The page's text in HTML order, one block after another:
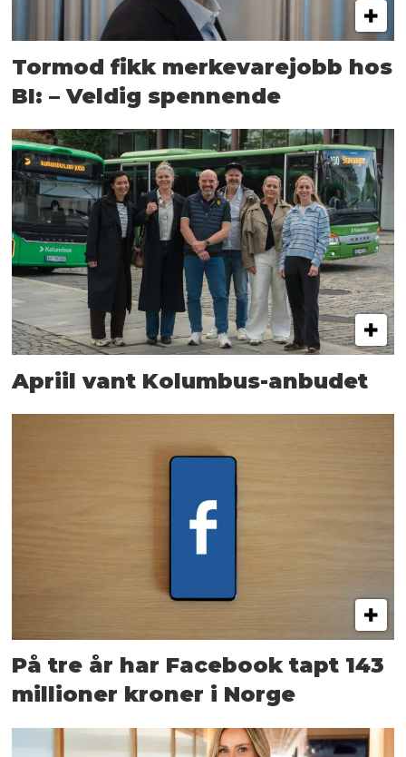
Tormod fikk merkevarejobb hos
BI: – Veldig spennende
Apriil vant Kolumbus-anbudet
På tre år har Facebook tapt 143
millioner kroner i Norge